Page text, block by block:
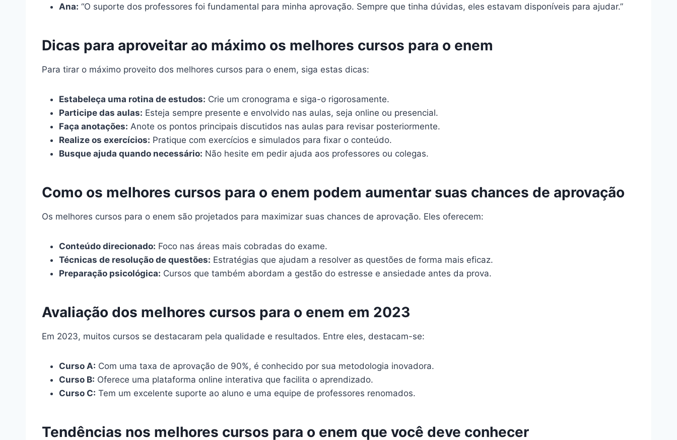
Ana: “O suporte dos professores foi fundamental para minha aprovação. Sempre que tinha dúvidas, eles estavam disponíveis para ajudar.”
Dicas para aproveitar ao máximo os melhores cursos para o enem
Para tirar o máximo proveito dos melhores cursos para o enem, siga estas dicas:
Estabeleça uma rotina de estudos: Crie um cronograma e siga-o rigorosamente.
Participe das aulas: Esteja sempre presente e envolvido nas aulas, seja online ou presencial.
Faça anotações: Anote os pontos principais discutidos nas aulas para revisar posteriormente.
Realize os exercícios: Pratique com exercícios e simulados para fixar o conteúdo.
Busque ajuda quando necessário: Não hesite em pedir ajuda aos professores ou colegas.
Como os melhores cursos para o enem podem aumentar suas chances de aprovação
Os melhores cursos para o enem são projetados para maximizar suas chances de aprovação. Eles oferecem:
Conteúdo direcionado: Foco nas áreas mais cobradas do exame.
Técnicas de resolução de questões: Estratégias que ajudam a resolver as questões de forma mais eficaz.
Preparação psicológica: Cursos que também abordam a gestão do estresse e ansiedade antes da prova.
Avaliação dos melhores cursos para o enem em 2023
Em 2023, muitos cursos se destacaram pela qualidade e resultados. Entre eles, destacam-se:
Curso A: Com uma taxa de aprovação de 90%, é conhecido por sua metodologia inovadora.
Curso B: Oferece uma plataforma online interativa que facilita o aprendizado.
Curso C: Tem um excelente suporte ao aluno e uma equipe de professores renomados.
Tendências nos melhores cursos para o enem que você deve conhecer